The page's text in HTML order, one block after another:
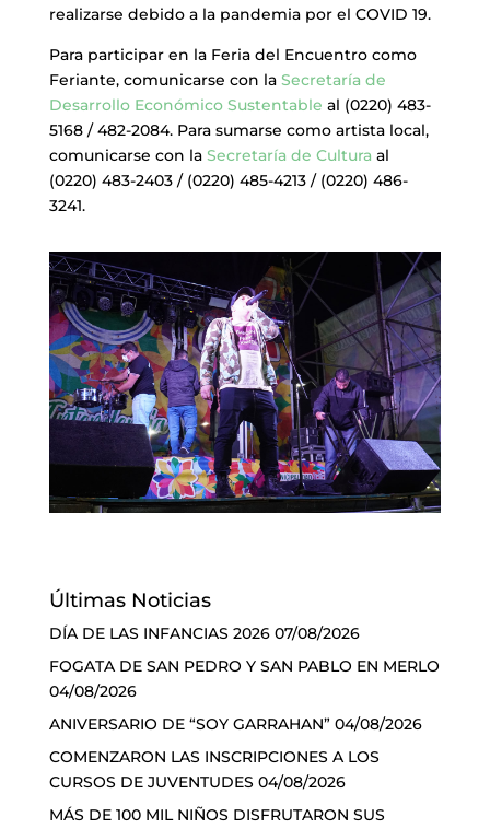
realizarse debido a la pandemia por el COVID 19.
Para participar en la Feria del Encuentro como
Feriante, comunicarse con la Secretaría de
Desarrollo Económico Sustentable al (0220) 483-
5168 / 482-2084. Para sumarse como artista local,
comunicarse con la Secretaría de Cultura al
(0220) 483-2403 / (0220) 485-4213 / (0220) 486-
3241.
Últimas Noticias
DÍA DE LAS INFANCIAS 2026 07/08/2026
FOGATA DE SAN PEDRO Y SAN PABLO EN MERLO
04/08/2026
ANIVERSARIO DE “SOY GARRAHAN” 04/08/2026
COMENZARON LAS INSCRIPCIONES A LOS
CURSOS DE JUVENTUDES 04/08/2026
MÁS DE 100 MIL NIÑOS DISFRUTARON SUS